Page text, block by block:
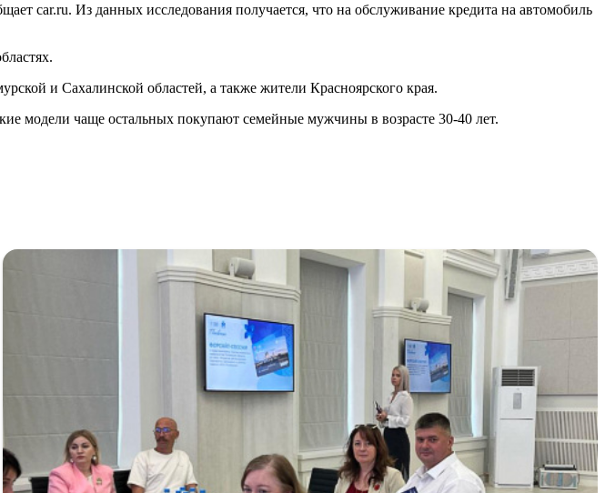
car.ru. Из данных исследования получается, что на обслуживание кредита на автомобиль
и Сахалинской областей, а также жители Красноярского края.
модели чаще остальных покупают семейные мужчины в возрасте 30-40 лет.